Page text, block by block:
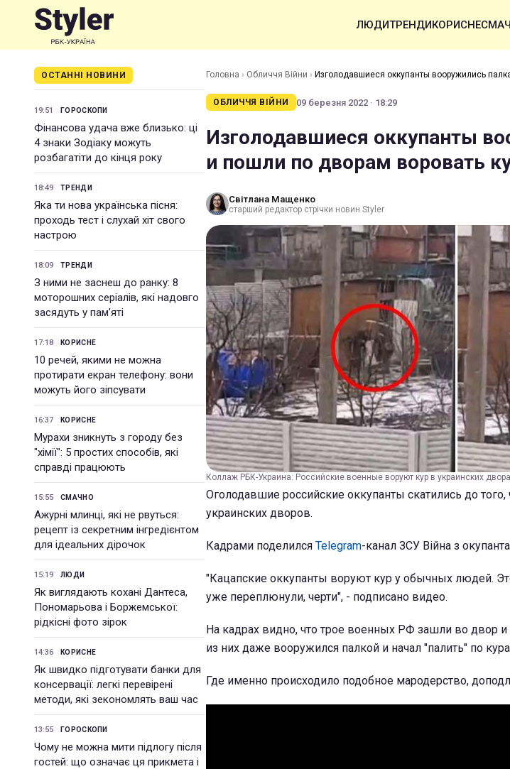
ЛЮДИТРЕНДИКОРИСНЕ
ОСТАННІ НОВИНИ
19:51 ГОРОСКОПИ
Фінансова удача вже близько: ці
4 знаки Зодіаку можуть
розбагатіти до кінця року
18:49 ТРЕНДИ
Яка ти нова українська пісня:
проходь тест і слухай хіт свого
настрою
18:09 ТРЕНДИ
З ними не заснеш до ранку: 8
моторошних серіалів, які надовго
засядуть у пам'яті
17:18 КОРИСНЕ
10 речей, якими не можна
протирати екран телефону: вони
можуть його зіпсувати
16:37 КОРИСНЕ
Мурахи зникнуть з городу без
"хімії": 5 простих способів, які
справді працюють
15:55 СМАЧНО
Ажурні млинці, які не рвуться:
рецепт із секретним інгредієнтом
для ідеальних дірочок
15:19 ЛЮДИ
Як виглядають кохані Дантеса,
Пономарьова і Боржемської:
рідкісні фото зірок
14:36 КОРИСНЕ
Як швидко підготувати банки для
консервації: легкі перевірені
методи, які зекономлять ваш час
13:55 ГОРОСКОПИ
Чому не можна мити підлогу після
гостей: що означає ця прикмета і
Головна › Обличчя Війни › Изголодавшиеся оккупанты вооружились
ОБЛИЧЧЯ ВІЙНИ 09 березня 2022 · 18:29
Изголодавшиеся оккупанты
и пошли по дворам воровать
Світлана Мащенко
старший редактор стрічки новин Styler
Коллаж РБК-Украина: Российские военные воруют кур в украинских
Оголодавшие российские оккупанты скатились до того,
украинских дворов.
Кадрами поделился Telegram-канал ЗСУ Війна з
"Кацапские оккупанты воруют кур у обычных людей.
уже переплюнули, черти", - подписано видео.
На кадрах видно, что трое военных РФ зашли во двор
из них даже вооружился палкой и начал "палить" по
Где именно происходило подобное мародерство,